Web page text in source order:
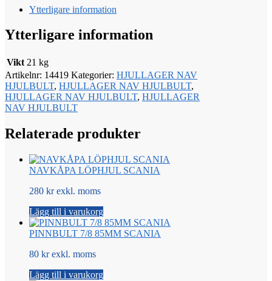
Ytterligare information
Ytterligare information
Vikt 21 kg
Artikelnr: 14419 Kategorier: HJULLAGER NAV
HJULBULT, HJULLAGER NAV HJULBULT,
HJULLAGER NAV HJULBULT, HJULLAGER
NAV HJULBULT
Relaterade produkter
NAVKÅPA LÖPHJUL SCANIA
280 kr exkl. moms
Lägg till i varukorg
PINNBULT 7/8 85MM SCANIA
80 kr exkl. moms
Lägg till i varukorg